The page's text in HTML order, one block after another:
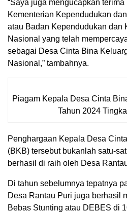
“Saya juga mengucapkan
Kementerian Kependudukan
atau Badan Kependudukan dan
Nasional yang telah
sebagai Desa Cinta Bina
Nasional,” tambahnya.
Piagam Kepala Desa Cinta
Tahun 2024
Penghargaan Kepala Desa
(BKB) tersebut bukanlah satu-
berhasil di raih oleh Desa
Di tahun sebelumnya tepatnya
Desa Rantau Puri juga berhasil
Bebas Stunting atau DEBES di